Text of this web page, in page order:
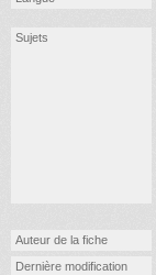
Sujets
Auteur de la fiche
Dernière modification